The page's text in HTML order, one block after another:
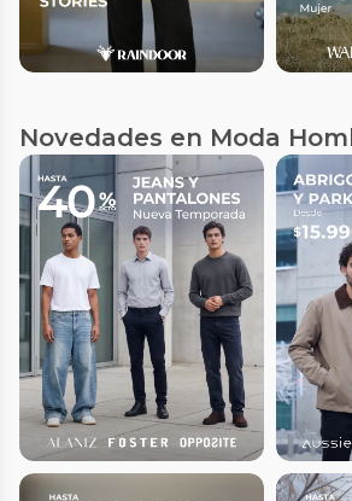
Novedades en Moda